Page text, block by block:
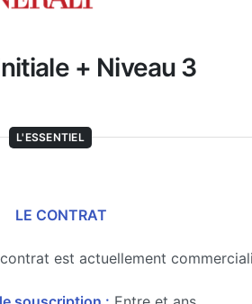
+ Niveau 3
L'ESSENTIEL
LE CONTRAT
est actuellement